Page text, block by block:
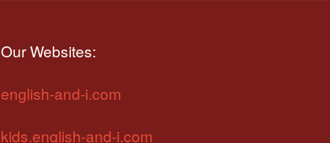
Our Websites:
english-and-i.com
kids.english-and-i.com